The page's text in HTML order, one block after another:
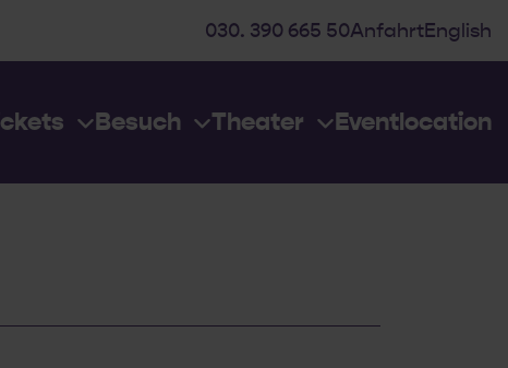
030. 390 665 50AnfahrtEnglish
Besuch Theater Eventlocation